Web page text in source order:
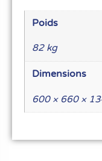
Poids
82 kg
Dimensions
600 × 660 ×